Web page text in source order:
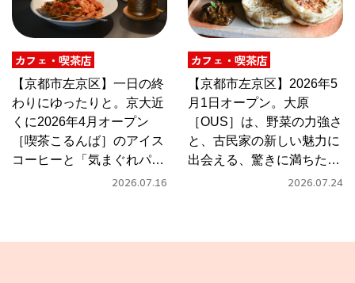
カフェ・喫茶店
【京都市左京区】一日の終
わりにゆったりと。京大近
くに2026年4月オープン
［喫茶こるんば］のアイス
コーヒーと「気まぐれパス
2026.07.16
カフェ・喫茶店
【京都市左京区】2026年5
月1日オープン。大原
［OUS］は、野菜の力強さ
と、古民家の新しい魅力に
出会える、驚きに満ちたカ
2026.07.24